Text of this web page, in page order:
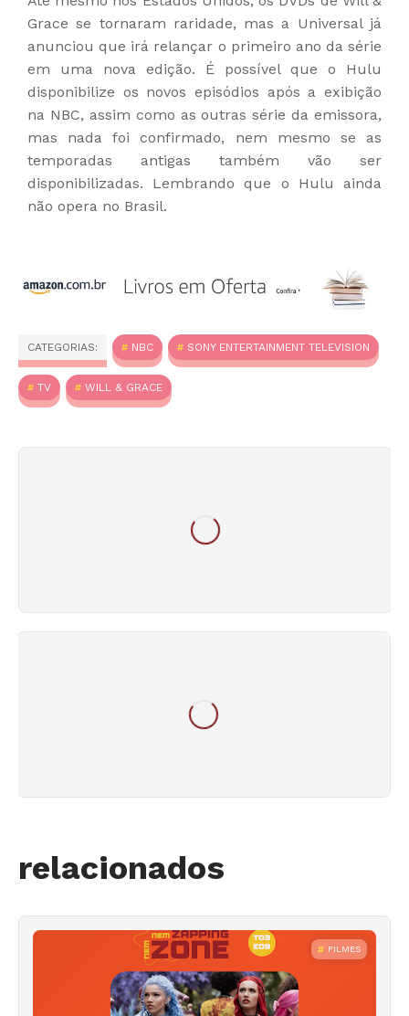
Grace se tornaram raridade, mas a Universal já
anunciou que irá relançar o primeiro ano da série
em uma nova edição. É possível que o Hulu
disponibilize os novos episódios após a exibição
na NBC, assim como as outras série da emissora,
mas nada foi confirmado, nem mesmo se as
temporadas antigas também vão ser
disponibilizadas. Lembrando que o Hulu ainda
não opera no Brasil.
CATEGORIAS: NBC SONY ENTERTAINMENT TELEVISION
TV WILL & GRACE
relacionados
FILMES